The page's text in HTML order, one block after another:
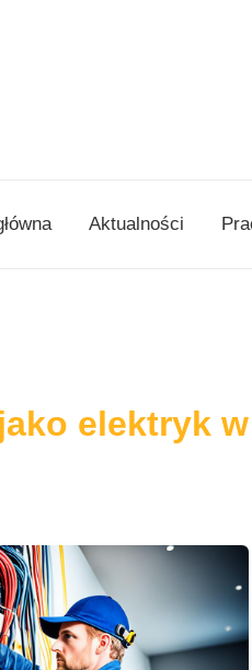
Aktualności
elektryk